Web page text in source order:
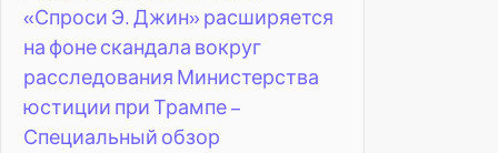
«Спроси Э. Джин» расширяется
на фоне скандала вокруг
расследования Министерства
юстиции при Трампе –
Специальный обзор